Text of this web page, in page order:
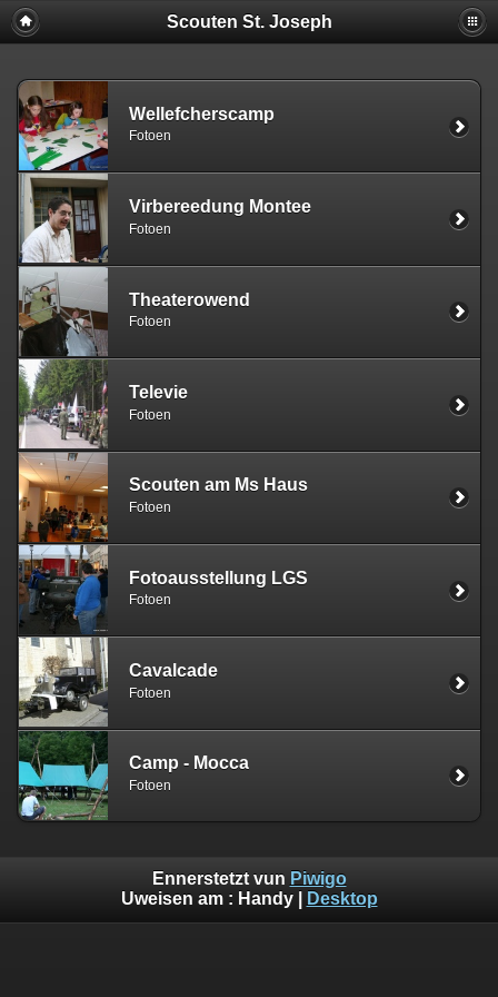
Scouten St. Joseph
Wellefcherscamp
Fotoen
Virbereedung Montee
Fotoen
Theaterowend
Fotoen
Televie
Fotoen
Scouten am Ms Haus
Fotoen
Fotoausstellung LGS
Fotoen
Cavalcade
Fotoen
Camp - Mocca
Fotoen
Ennerstetzt vun Piwigo
Uweisen am : Handy| Desktop